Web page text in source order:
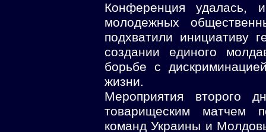
Конференция удалась,
молодежных
подхватили инициативу
создании единого
борьбе с
жизни.
Мероприятия второго
товарищеским матчем
команд Украины и